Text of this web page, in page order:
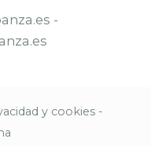
-
y cookies -